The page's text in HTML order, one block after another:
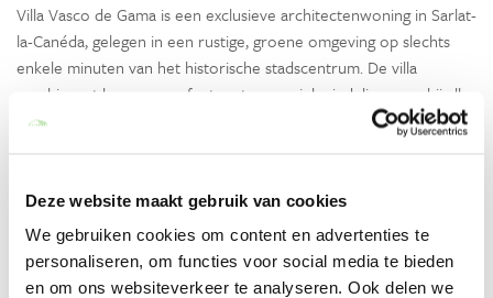
Deze website maakt gebruik van cookies
We gebruiken cookies om content en advertenties te
personaliseren, om functies voor social media te bieden
en om ons websiteverkeer te analyseren. Ook delen we
Villa Vasco de Gama is een exclusieve architectenwoning in Sarlat-
la-Canéda, gelegen in een rustige, groene omgeving op slechts
enkele minuten van het historische stadscentrum. De villa
combineert luxe en comfort met een unieke indeling, waarbij alle
ruimtes rondom een centraal gelegen patio zijn gebouwd. Met
een privézwembad, spa en fitnessruimte biedt deze villa alles wat
Lees meer
Voorzieningen